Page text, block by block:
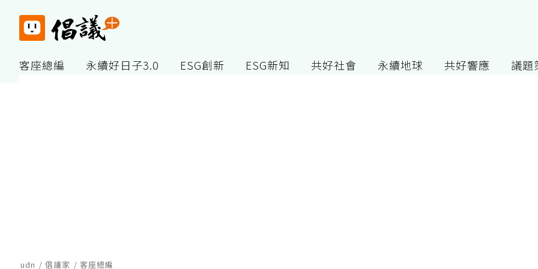
客座總編 永續好日子3.0 ESG創新 ESG新知 共好社會 永續地球 共好響應 議題
udn 倡議家 客座總編